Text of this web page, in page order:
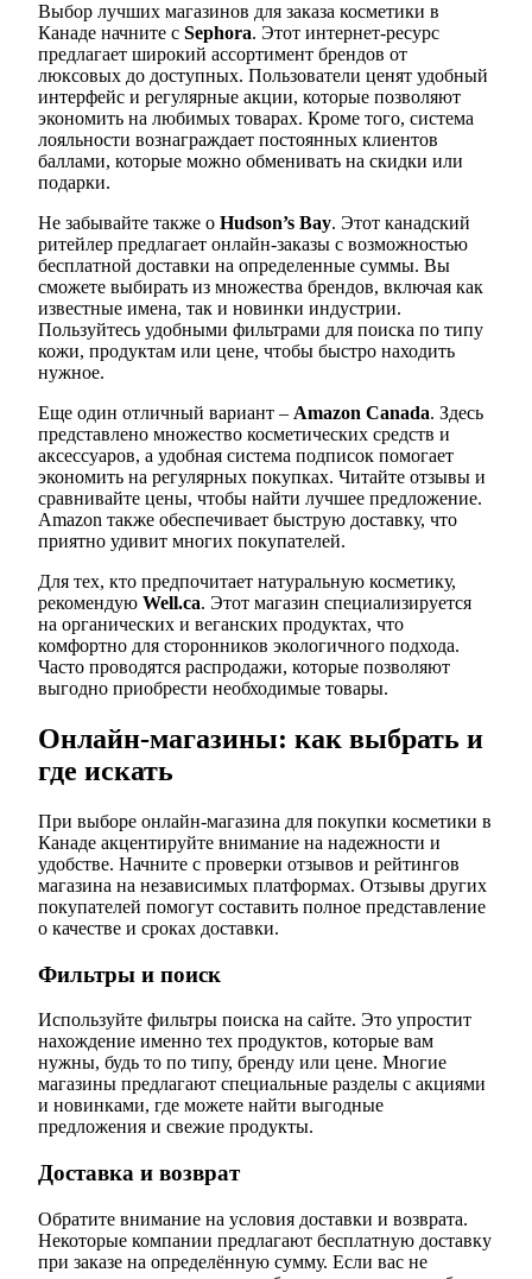
Выбор лучших магазинов для заказа косметики в
Канаде начните с Sephora. Этот интернет-ресурс
предлагает широкий ассортимент брендов от
люксовых до доступных. Пользователи ценят удобный
интерфейс и регулярные акции, которые позволяют
экономить на любимых товарах. Кроме того, система
лояльности вознаграждает постоянных клиентов
баллами, которые можно обменивать на скидки или
подарки.
Не забывайте также о Hudson’s Bay. Этот канадский
ритейлер предлагает онлайн-заказы с возможностью
бесплатной доставки на определенные суммы. Вы
сможете выбирать из множества брендов, включая как
известные имена, так и новинки индустрии.
Пользуйтесь удобными фильтрами для поиска по типу
кожи, продуктам или цене, чтобы быстро находить
нужное.
Еще один отличный вариант – Amazon Canada. Здесь
представлено множество косметических средств и
аксессуаров, а удобная система подписок помогает
экономить на регулярных покупках. Читайте отзывы и
сравнивайте цены, чтобы найти лучшее предложение.
Amazon также обеспечивает быструю доставку, что
приятно удивит многих покупателей.
Для тех, кто предпочитает натуральную косметику,
рекомендую Well.ca. Этот магазин специализируется
на органических и веганских продуктах, что
комфортно для сторонников экологичного подхода.
Часто проводятся распродажи, которые позволяют
выгодно приобрести необходимые товары.
Онлайн-магазины: как выбрать и
где искать
При выборе онлайн-магазина для покупки косметики в
Канаде акцентируйте внимание на надежности и
удобстве. Начните с проверки отзывов и рейтингов
магазина на независимых платформах. Отзывы других
покупателей помогут составить полное представление
о качестве и сроках доставки.
Фильтры и поиск
Используйте фильтры поиска на сайте. Это упростит
нахождение именно тех продуктов, которые вам
нужны, будь то по типу, бренду или цене. Многие
магазины предлагают специальные разделы с акциями
и новинками, где можете найти выгодные
предложения и свежие продукты.
Доставка и возврат
Обратите внимание на условия доставки и возврата.
Некоторые компании предлагают бесплатную доставку
при заказе на определённую сумму. Если вас не